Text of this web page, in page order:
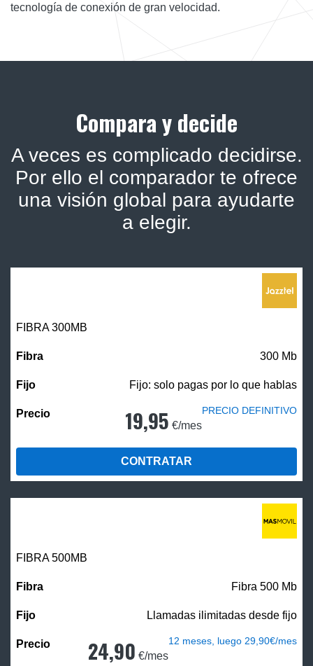
tecnología de conexión de gran velocidad.
Compara y decide
A veces es complicado decidirse.
Por ello el comparador te ofrece
una visión global para ayudarte
a elegir.
FIBRA 300MB
300 Mb
Fijo: solo pagas por lo que hablas
19,95 €/mes
PRECIO DEFINITIVO
CONTRATAR
FIBRA500MB
Fibra 500 Mb
Llamadas ilimitadas desde fijo
24,90 €/mes
12 meses, luego 29,90€/mes